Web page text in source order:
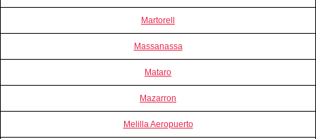
Martorell
Massanassa
Mataro
Mazarron
Melilla Aeropuerto